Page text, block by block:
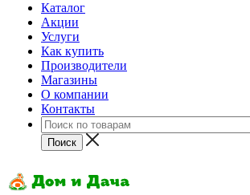
Каталог
Акции
Услуги
Как купить
Производители
Магазины
О компании
Контакты